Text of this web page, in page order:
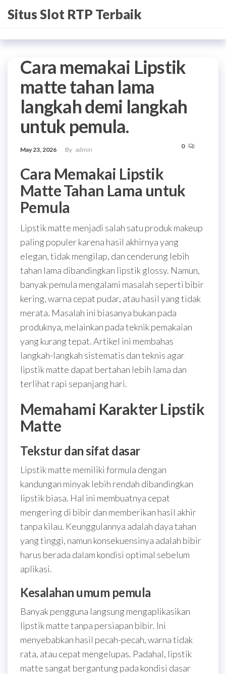
toSitus Slot RTP Terbaik
Cara memakai Lipstik
matte tahan lama
langkah demi langkah
untuk pemula.
May 23, 2026 By admin 0
Cara Memakai Lipstik
Matte Tahan Lama untuk
Pemula
Lipstik matte menjadi salah satu produk makeup
paling populer karena hasil akhirnya yang
elegan, tidak mengilap, dan cenderung lebih
tahan lama dibandingkan lipstik glossy. Namun,
banyak pemula mengalami masalah seperti bibir
kering, warna cepat pudar, atau hasil yang tidak
merata. Masalah ini biasanya bukan pada
produknya, melainkan pada teknik pemakaian
yang kurang tepat. Artikel ini membahas
langkah-langkah sistematis dan teknis agar
lipstik matte dapat bertahan lebih lama dan
terlihat rapi sepanjang hari.
Memahami Karakter Lipstik
Matte
Tekstur dan sifat dasar
Lipstik matte memiliki formula dengan
kandungan minyak lebih rendah dibandingkan
lipstik biasa. Hal ini membuatnya cepat
mengering di bibir dan memberikan hasil akhir
tanpa kilau. Keunggulannya adalah daya tahan
yang tinggi, namun konsekuensinya adalah bibir
harus berada dalam kondisi optimal sebelum
aplikasi.
Kesalahan umum pemula
Banyak pengguna langsung mengaplikasikan
lipstik matte tanpa persiapan bibir. Ini
menyebabkan hasil pecah-pecah, warna tidak
rata, atau cepat mengelupas. Padahal, lipstik
matte sangat bergantung pada kondisi dasar